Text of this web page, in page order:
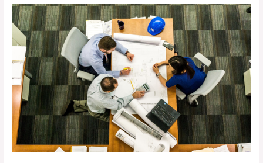
Como
escolher
a
melhor
empresa
de
construção
para
o
seu